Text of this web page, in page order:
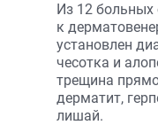
Из 12
к
установлен
чесотка и
трещина
дерматит,
лишай.